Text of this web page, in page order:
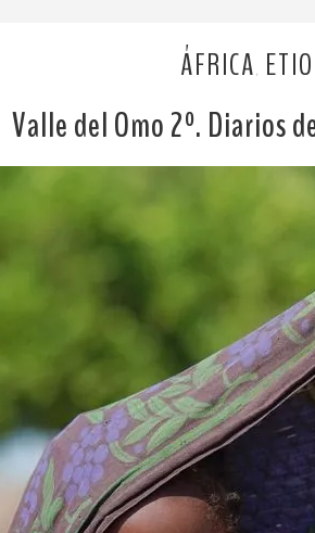
ÁFRICA
Valle del Omo 2º. Diarios